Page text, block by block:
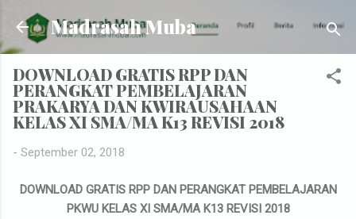
Skip to main content
Madrasah Muba
DOWNLOAD GRATIS RPP DAN
PERANGKAT PEMBELAJARAN
PRAKARYA DAN KWIRAUSAHAAN
KELAS XI SMA/MA K13 REVISI 2018
- September 02, 2018
DOWNLOAD GRATIS RPP DAN PERANGKAT PEMBELAJARAN
PKWU KELAS XI SMA/MA K13 REVISI 2018